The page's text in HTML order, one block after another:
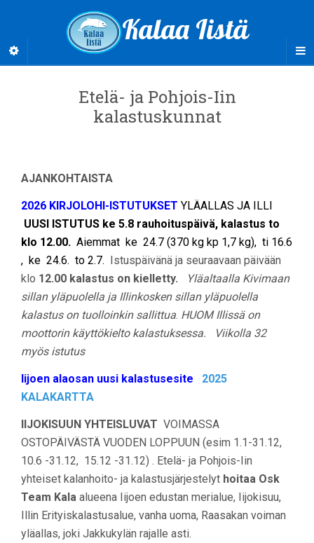
Kalaa Iistä
Etelä- ja Pohjois-Iin
kalastuskunnat
AJANKOHTAISTA
2026 KIRJOLOHI-ISTUTUKSET YLÄALLAS JA ILLI
UUSI ISTUTUS ke 5.8 rauhoituspäivä, kalastus to
klo 12.00. Aiemmat ke 24.7 (370 kg kp 1,7 kg), ti 16.6
, ke 24.6. to 2.7. Istuspäivänä ja seuraavaan päivään
klo 12.00 kalastus on kielletty.
Yläaltaalla Kivimaan
sillan yläpuolella ja Illinkosken sillan yläpuolella
kalastus on tuolloinkin sallittua. HUOM Illissä on
moottorin käyttökielto kalastuksessa. Viikolla 32
myös istutus
Iijoen alaosan uusi kalastusesite
2025
KALAKARTTA
IIJOKISUUN YHTEISLUVAT VOIMASSA
OSTOPÄIVÄSTÄ VUODEN LOPPUUN (esim 1.1-31.12,
10.6 -31.12, 15.12 -31.12) . Etelä- ja Pohjois-Iin
yhteiset kalanhoito- ja kalastusjärjestelyt hoitaa Osk
Team Kala alueena Iijoen edustan merialue, Iijokisuu,
Illin Erityiskalastusalue, vanha uoma, Raasakan voiman
yläallas, joki Jakkukylän rajalle asti.